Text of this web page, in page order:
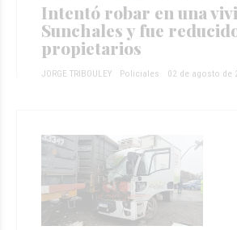
Intentó robar en una
Sunchales y fue
propietarios
JORGE TRIBOULEY Policiales 02 de agosto de